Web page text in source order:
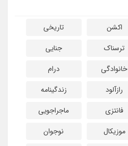
اکشن
تاریخی
ترسناک
جنایی
خانوادگی
درام
رازآلود
زندگینامه
فانتزی
ماجراجویی
موزیکال
نوجوان